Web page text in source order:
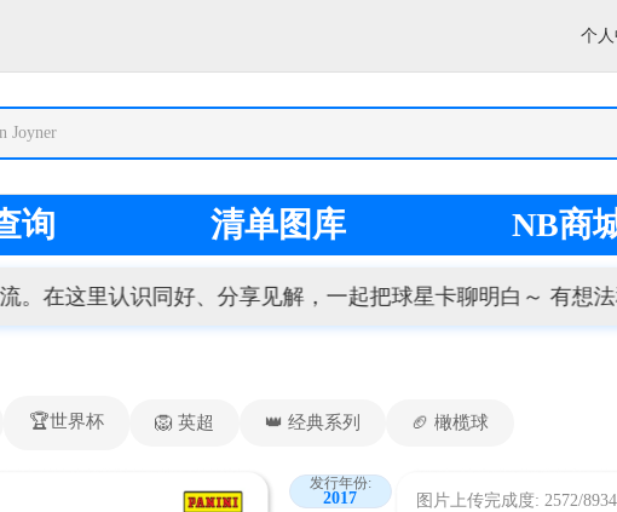
个
Joyner
询 清单图库 NB商
里认识同好、分享见解，一起把球星卡聊明白～ 有想法和问
🏆世界杯 🦁 英超 👑 经典系列 🏈 橄榄球
发行年份:
2017 图片上传完成度: 2572/8934